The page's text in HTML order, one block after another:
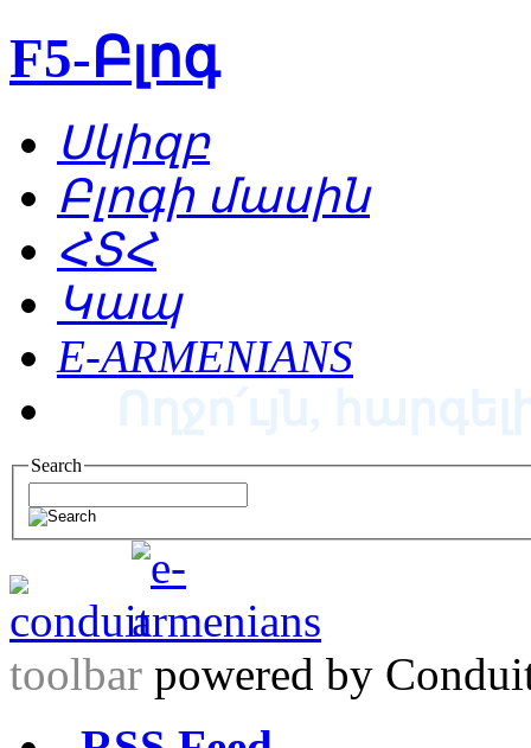
F5-Բլոգ
Սկիզբ
Բլոգի մասին
ՀՏՀ
Կապ
E-ARMENIANS
Search
toolbar powered by